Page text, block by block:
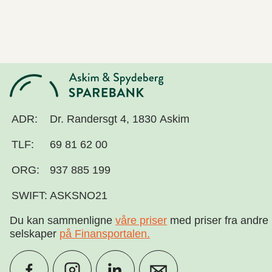
ADR: Dr. Randersgt 4, 1830 Askim
TLF: 69 81 62 00
ORG: 937 885 199
SWIFT: ASKSNO21
Du kan sammenlignevåre priser med priser fra andre
selskaper på Finansportalen.